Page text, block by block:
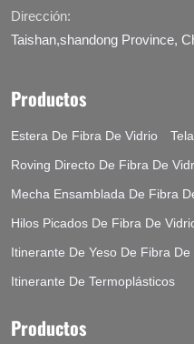
Dirección:
Taishan,shandong Province,
Productos
Estera De Fibra De Vidrio
Roving Directo De Fibra De
Mecha Ensamblada De Fibra
Hilos Picados De Fibra De
Itinerante De Yeso De Fibra De
Itinerante De Termoplásticos
Productos